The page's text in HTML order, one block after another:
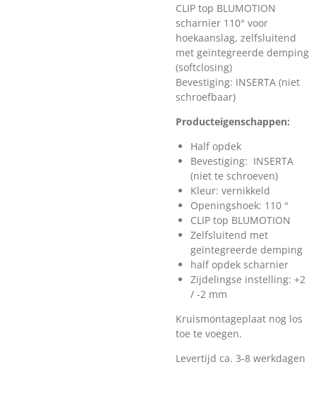
CLIP top BLUMOTION
scharnier 110° voor
hoekaanslag, zelfsluitend
met geïntegreerde demping
(softclosing)
Bevestiging: INSERTA (niet
schroefbaar)
Producteigenschappen:
Half opdek
Bevestiging: INSERTA
(niet te schroeven)
Kleur: vernikkeld
Openingshoek: 110 °
CLIP top BLUMOTION
Zelfsluitend met
geïntegreerde demping
half opdek scharnier
Zijdelingse instelling: +2
/ -2 mm
Kruismontageplaat nog los
toe te voegen.
Levertijd ca. 3-8 werkdagen